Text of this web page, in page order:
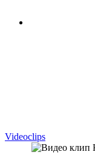
Videoсlips